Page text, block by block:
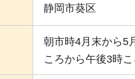
静岡市葵区
朝市時4月末から5
ころから午後3時